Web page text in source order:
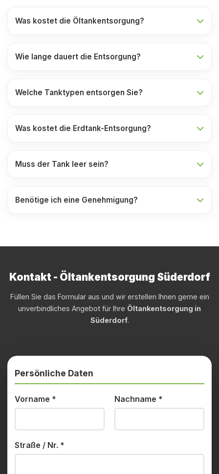
Was kostet die Öltankentsorgung?
Wie lange dauert die Entsorgung?
Welche Tanktypen entsorgen Sie?
Was kostet die Erdtank-Entsorgung?
Muss der Tank leer sein?
Benötige ich eine Genehmigung?
Kontakt - Öltankentsorgung Süderdorf
Füllen Sie das Formular aus und wir erstellen Ihnen gerne ein
unverbindliches Angebot für Ihre Öltankentsorgung in
Süderdorf.
Persönliche Daten
Vorname * Nachname *
Straße / Nr. *